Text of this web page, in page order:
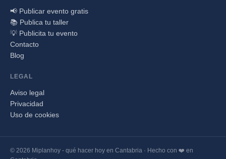
📢 Publicar evento gratis
📚 Publica tu taller
💡 Publicita tu evento
Contacto
Blog
LEGAL
Aviso legal
Privacidad
Uso de cookies
© 2026 Miplanhoy - qué hacer hoy en Cantabria · Hecho con ❤️ en